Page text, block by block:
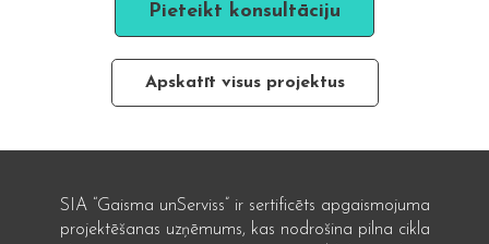
Pieteikt konsultāciju
Apskatīt visus projektus
SIA “Gaisma unServiss” ir sertificēts apgaismojuma
projektēšanas uzņēmums, kas nodrošina pilna cikla